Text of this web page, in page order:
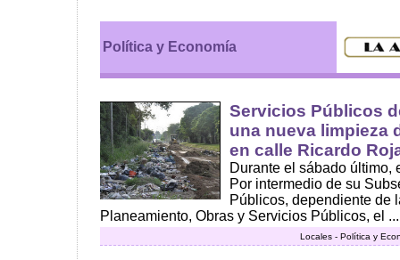
Política y Economía
Servicios Públicos
una nueva limpieza
en calle Ricardo
Durante el sábado último,
Por intermedio de su
Públicos, dependiente de
Planeamiento, Obras y Servicios Públicos, el ...
Locales - Política y